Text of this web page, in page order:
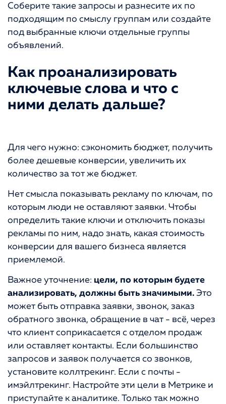
Соберите такие запросы и разнесите их по
подходящим по смыслу группам или создайте
под выбранные ключи отдельные группы
объявлений.
Как проанализировать
ключевые слова и что с
ними делать дальше?
Для чего нужно: сэкономить бюджет, получить
более дешевые конверсии, увеличить их
количество за тот же бюджет.
Нет смысла показывать рекламу по ключам, по
которым люди не оставляют заявки. Чтобы
определить такие ключи и отключить показы
рекламы по ним, надо знать, какая стоимость
конверсии для вашего бизнеса является
приемлемой.
Важное уточнение: цели, по которым будете
анализировать, должны быть значимыми. Это
может быть отправка заявки, звонок, заказ
обратного звонка, обращение в чат - всё, через
что клиент соприкасается с отделом продаж
или оставляет контакты. Если большинство
запросов и заявок получается со звонков,
установите коллтрекинг. Если с почты -
имэйлтрекинг. Настройте эти цели в Метрике и
приступайте к аналитике. Только так можно